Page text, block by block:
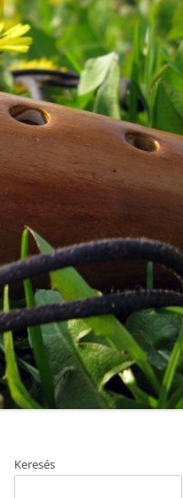
Keresés